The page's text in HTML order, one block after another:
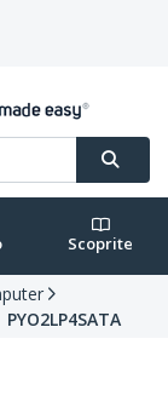
Scoprite
PYO2LP4SATA